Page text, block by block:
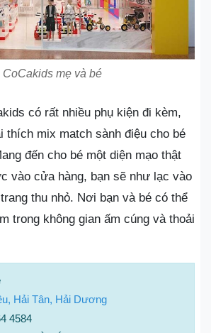
CoCakids mẹ và bé
có rất nhiều phụ kiện đi kèm,
thích mix match sành điệu cho bé
đến cho bé một diện mạo thật
vào cửa hàng, bạn sẽ như lạc vào
thu nhỏ. Nơi bạn và bé có thể
trong không gian ấm cúng và thoải
Hải Tân, Hải Dương
4584